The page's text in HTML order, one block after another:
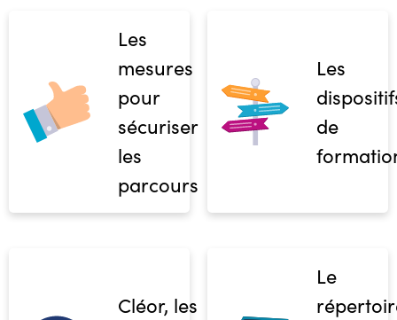
Les
mesures
pour
sécuriser
les
parcours
Les
de
Cléor, les
Le